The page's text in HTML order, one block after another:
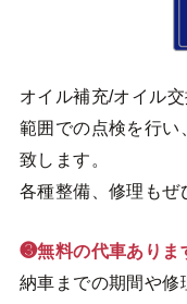
オイル補充/オイル
範囲での点検を行い
致します。
各種整備、修理もぜ
❸無料の代車ありま
納車までの期間や修